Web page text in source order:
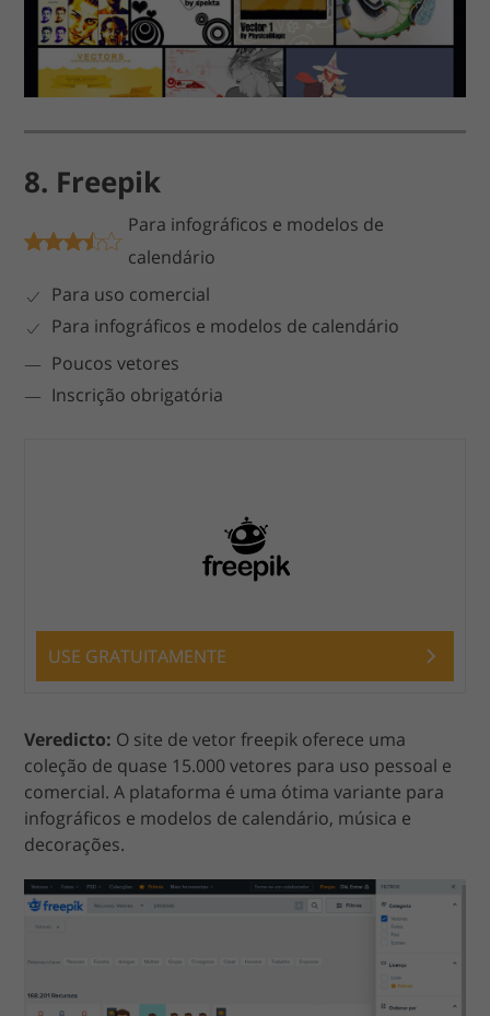
8. Freepik
Para infográficos e modelos de
calendário
Para uso comercial
Para infográficos e modelos de calendário
Poucos vetores
Inscrição obrigatória
USE GRATUITAMENTE
Veredicto: O site de vetor freepik oferece uma
coleção de quase 15.000 vetores para uso pessoal e
comercial. A plataforma é uma ótima variante para
infográficos e modelos de calendário, música e
decorações.